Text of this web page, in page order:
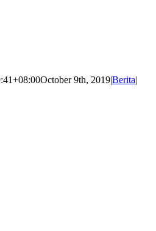
October 9th, 2019|Berita|